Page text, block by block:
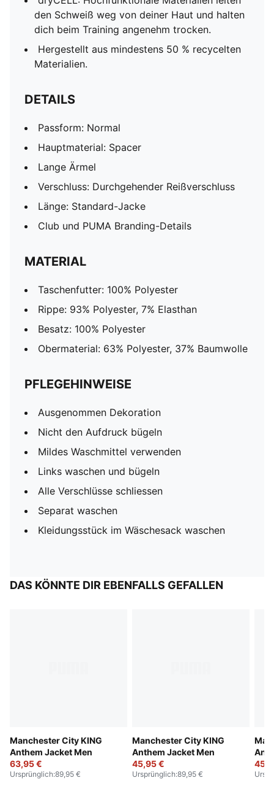
den Schweiß weg von deiner Haut und halten
dich beim Training angenehm trocken.
Hergestellt aus mindestens 50 % recycelten
Materialien.
DETAILS
Passform: Normal
Hauptmaterial: Spacer
Lange Ärmel
Verschluss: Durchgehender Reißverschluss
Länge: Standard-Jacke
Club und PUMA Branding-Details
MATERIAL
Taschenfutter: 100% Polyester
Rippe: 93% Polyester, 7% Elasthan
Besatz: 100% Polyester
Obermaterial: 63% Polyester, 37% Baumwolle
PFLEGEHINWEISE
Ausgenommen Dekoration
Nicht den Aufdruck bügeln
Mildes Waschmittel verwenden
Links waschen und bügeln
Alle Verschlüsse schliessen
Separat waschen
Kleidungsstück im Wäschesack waschen
DAS KÖNNTE DIR EBENFALLS GEFALLEN
Manchester City KING
Anthem Jacket Men
63,95 €
Ursprünglich:89,95 €
Manchester City KING
Anthem Jacket Men
45,95 €
Ursprünglich:89,95 €